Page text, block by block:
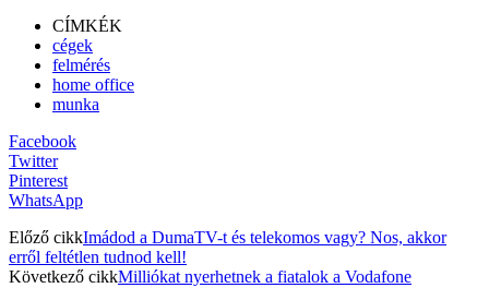
CÍMKÉK
cégek
felmérés
home office
munka
Facebook
Twitter
Pinterest
WhatsApp
Előző cikkImádod a DumaTV-t és telekomos vagy? Nos, akkor
erről feltétlen tudnod kell!
Következő cikkMilliókat nyerhetnek a fiatalok a Vodafone